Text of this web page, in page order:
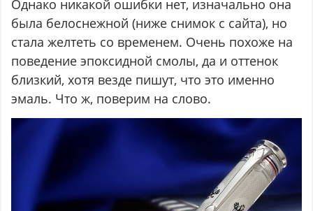
Однако никакой ошибки нет, изначально она
была белоснежной (ниже снимок с сайта), но
стала желтеть со временем. Очень похоже на
поведение эпоксидной смолы, да и оттенок
близкий, хотя везде пишут, что это именно
эмаль. Что ж, поверим на слово.